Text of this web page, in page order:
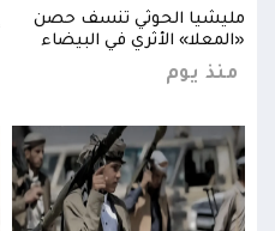
مليشيا الحوثي تنسف حصن
«المعلا» الأثري في البيضاء
منذ يوم